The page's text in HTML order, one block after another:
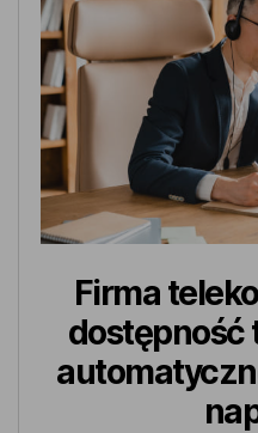
Firma
dostępność